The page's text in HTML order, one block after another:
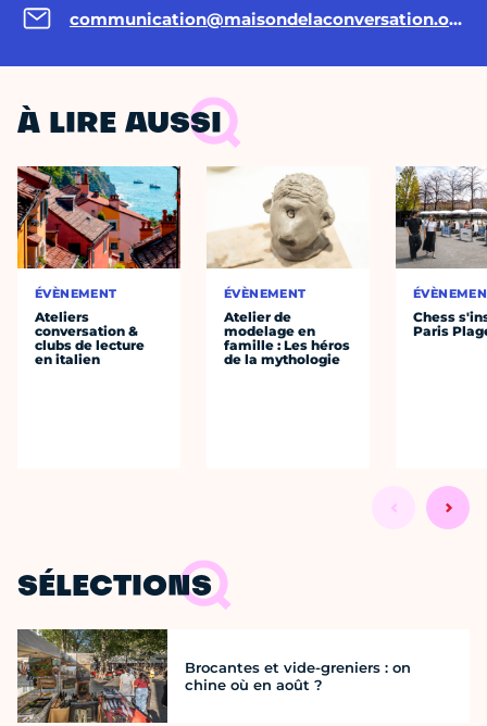
communication@maisondelaconversation.org
À LIRE AUSSI
ÉVÈNEMENT
Ateliers
conversation &
clubs de lecture
en italien
ÉVÈNEMENT
Atelier de
modelage en
famille : Les héros
de la mythologie
Chess
Paris
SÉLECTIONS
Brocantes et vide-greniers : on
chine où en août ?